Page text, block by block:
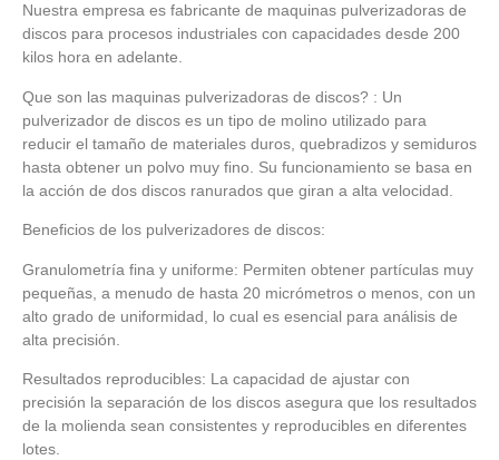
Nuestra empresa es fabricante de maquinas pulverizadoras de
discos para procesos industriales con capacidades desde 200
kilos hora en adelante.
Que son las maquinas pulverizadoras de discos? : Un
pulverizador de discos es un tipo de molino utilizado para
reducir el tamaño de materiales duros, quebradizos y semiduros
hasta obtener un polvo muy fino. Su funcionamiento se basa en
la acción de dos discos ranurados que giran a alta velocidad.
Beneficios de los pulverizadores de discos:
Granulometría fina y uniforme: Permiten obtener partículas muy
pequeñas, a menudo de hasta 20 micrómetros o menos, con un
alto grado de uniformidad, lo cual es esencial para análisis de
alta precisión.
Resultados reproducibles: La capacidad de ajustar con
precisión la separación de los discos asegura que los resultados
de la molienda sean consistentes y reproducibles en diferentes
lotes.